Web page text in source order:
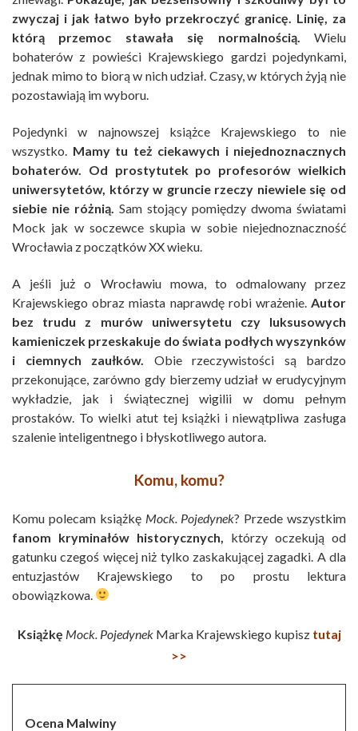
zwyczaj i jak łatwo było przekroczyć granicę. Linię, za
którą przemoc stawała się normalnością.
Wielu
bohaterów z powieści Krajewskiego gardzi pojedynkami,
jednak mimo to biorą w nich udział. Czasy, w których żyją nie
pozostawiają im wyboru.
Pojedynki w najnowszej książce Krajewskiego to nie
wszystko. Mamy tu też ciekawych i niejednoznacznych
bohaterów. Od prostytutek po profesorów wielkich
uniwersytetów, którzy w gruncie rzeczy niewiele się od
siebie nie różnią. Sam stojący pomiędzy dwoma światami
Mock jak w soczewce skupia w sobie niejednoznaczność
Wrocławia z początków XX wieku.
A jeśli już o Wrocławiu mowa, to odmalowany przez
Krajewskiego obraz miasta naprawdę robi wrażenie. Autor
bez trudu z murów uniwersytetu czy luksusowych
kamieniczek przeskakuje do świata podłych wyszynków
i ciemnych zaułków.
Obie rzeczywistości są bardzo
przekonujące, zarówno gdy bierzemy udział w erudycyjnym
wykładzie, jak i świątecznej wigilii w domu pełnym
prostaków. To wielki atut tej książki i niewątpliwa zasługa
szalenie inteligentnego i błyskotliwego autora.
Komu, komu?
Komu polecam książkę Mock. Pojedynek? Przede wszystkim
fanom kryminałów historycznych,
którzy oczekują od
gatunku czegoś więcej niż tylko zaskakującej zagadki. A dla
entuzjastów Krajewskiego to po prostu lektura
obowiązkowa.
Książkę Mock. PojedynekMarka Krajewskiego kupisz tutaj
>>
Ocena Malwiny